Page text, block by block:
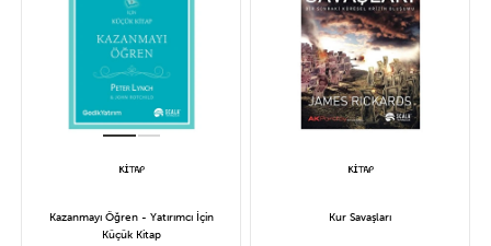
Kazanmayı Öğren - Yatırımcı İçin
Küçük Kitap
Kur Savaşları